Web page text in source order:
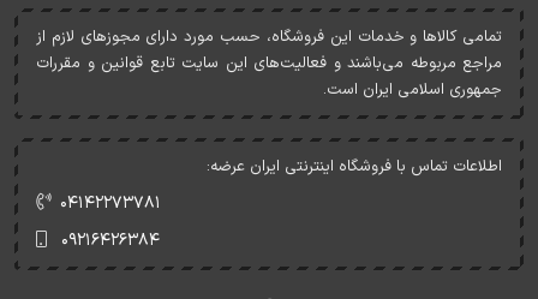
تمامی کالاها و خدمات اين فروشگاه، حسب مورد دارای مجوزهای لازم از
مراجع مربوطه می‌باشند و فعاليت‌های اين سايت تابع قوانين و مقررات
جمهوری اسلامی ايران است.
اطلاعات تماس با فروشگاه اینترنتی ایران عرضه:
۰۴۱۴۲۲۷۳۷۸۱
۰۹۲۱۶۴۲۶۳۸۴